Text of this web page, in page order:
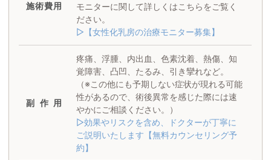
施術費用
モニターに関して詳しくはこちらをご覧く
ださい。
▷【女性化乳房の治療モニター募集】
副作用
疼痛、浮腫、内出血、色素沈着、熱傷、知
覚障害、凸凹、たるみ、引き攣れなど。
（※この他にも予期しない症状が現れる可能
性があるので、術後異常を感じた際には速
やかにご相談ください。）
▷効果やリスクを含め、ドクターが丁寧に
ご説明いたします【無料カウンセリング予
約】